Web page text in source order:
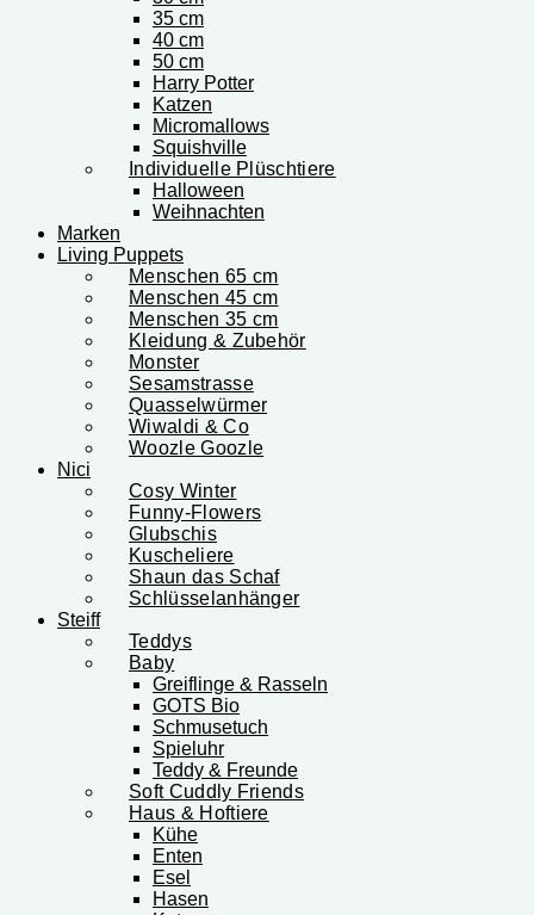
35 cm
40 cm
50 cm
Harry Potter
Katzen
Micromallows
Squishville
Individuelle Plüschtiere
Halloween
Weihnachten
Marken
Living Puppets
Menschen 65 cm
Menschen 45 cm
Menschen 35 cm
Kleidung & Zubehör
Monster
Sesamstrasse
Quasselwürmer
Wiwaldi & Co
Woozle Goozle
Nici
Cosy Winter
Funny-Flowers
Glubschis
Kuscheliere
Shaun das Schaf
Schlüsselanhänger
Steiff
Teddys
Baby
Greiflinge & Rasseln
GOTS Bio
Schmusetuch
Spieluhr
Teddy & Freunde
Soft Cuddly Friends
Haus & Hoftiere
Kühe
Enten
Esel
Hasen